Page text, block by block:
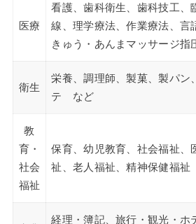
医療
看護、歯科衛生、歯科技工、
線、理学療法、作業療法、言
きゅう・あんまマッサージ
衛生
栄養、調理師、製菓、製パン
テ など
教
育・
社会
福祉
保育、幼児教育、社会福祉、
祉、老人福祉、精神保健福
経理・簿記、旅行・観光・ホ